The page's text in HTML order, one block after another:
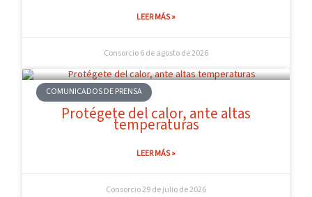
LEER MÁS »
Consorcio6 de agosto de 2026
COMUNICADOS DE PRENSA
Protégete del calor, ante altas
temperaturas
LEER MÁS »
Consorcio29 de julio de 2026